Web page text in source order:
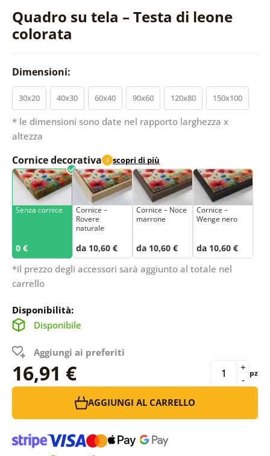
Quadro su tela – Testa di leone
colorata
Dimensioni:
30x20 40x30 60x40 90x60 120x80 150x100
* le dimensioni sono date nel rapporto larghezza x
altezza
Cornice decorativa i scopri di più
Senza cornice
0 €
Cornice –
Rovere
naturale
da 10,60 €
Cornice – Noce
marrone
da 10,60 €
Cornice –
Wenge nero
da 10,60 €
*il prezzo degli accessori sarà aggiunto al totale nel
carrello
Disponibilità:
Disponibile
Aggiungi ai preferiti
16,91 € -
+ pz
AGGIUNGI AL CARRELLO